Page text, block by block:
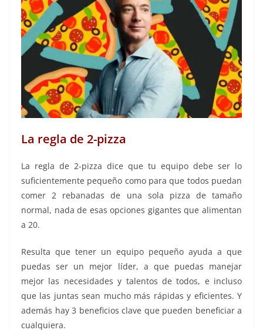
La regla de 2-pizza
La regla de 2-pizza dice que tu equipo debe ser lo
suficientemente pequeño como para que todos puedan
comer 2 rebanadas de una sola pizza de tamaño
normal, nada de esas opciones gigantes que alimentan
a 20.
Resulta que tener un equipo pequeño ayuda a que
puedas ser un mejor líder, a que puedas manejar
mejor las necesidades y talentos de todos, e incluso
que las juntas sean mucho más rápidas y eficientes. Y
además hay 3 beneficios clave que pueden beneficiar a
cualquiera.